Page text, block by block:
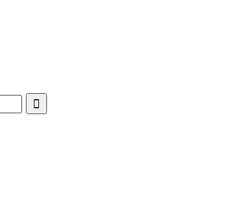
